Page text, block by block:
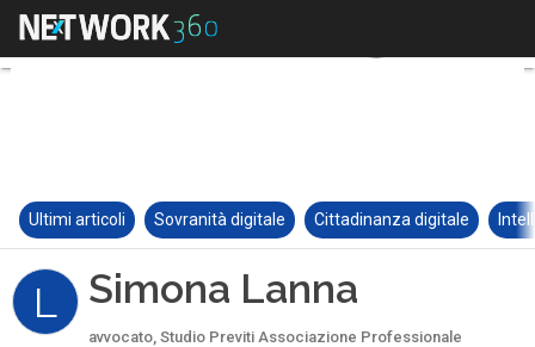
Ultimi articoli Sovranità digitale Cittadinanza digitale
L Simona Lanna
avvocato, Studio Previti Associazione Professionale